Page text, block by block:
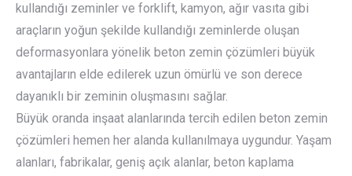
kullandığı zeminler ve forklift, kamyon, ağır vasıta gibi
araçların yoğun şekilde kullandığı zeminlerde oluşan
deformasyonlara yönelik beton zemin çözümleri büyük
avantajların elde edilerek uzun ömürlü ve son derece
dayanıklı bir zeminin oluşmasını sağlar.
Büyük oranda inşaat alanlarında tercih edilen beton zemin
çözümleri hemen her alanda kullanılmaya uygundur. Yaşam
alanları, fabrikalar, geniş açık alanlar, beton kaplama